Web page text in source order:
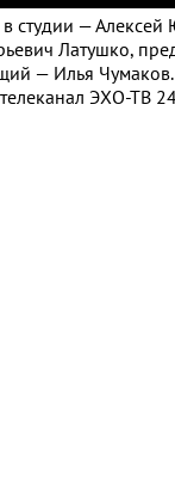
в студии —
Латушко,
— Илья Чумаков.
ЭХО-ТВ